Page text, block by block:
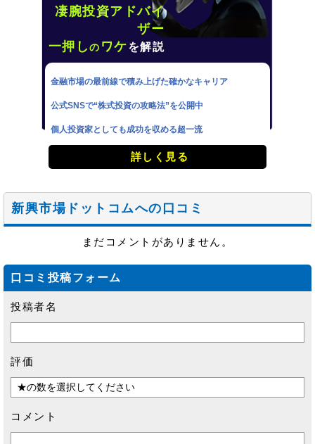
凄腕投資アドバイ
ザー
一押しの ワケを解説
金融市場の最前線で積み上げた確かなキャリア
公式SNSで“株式投資の攻略法”を公開中
個人投資家としても成功を収める超一流
詳しく見る
新興市場ドットコムへの口コミ
まだコメントがありません。
口コミ投稿フォーム
コメント
評価
投稿者名